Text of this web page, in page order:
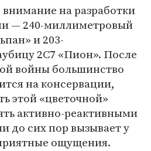
на разработки
— 240-миллиметровый
и 203-
2С7 «Пион». После
войны большинство
на консервации,
этой «цветочной»
активно-реактивными
до сих пор вызывает у
ощущения.